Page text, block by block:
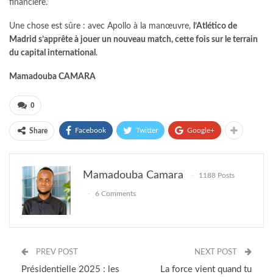
financière.
Une chose est sûre : avec Apollo à la manœuvre, l’Atlético de
Madrid s’apprête à jouer un nouveau match, cette fois sur le terrain
du capital international .
Mamadouba CAMARA
0
Share Facebook Twitter Google+
Mamadouba Camara 1188 Posts
6 Comments
PREV POST
Présidentielle 2025 : les
NEXT POST
La force vient quand tu